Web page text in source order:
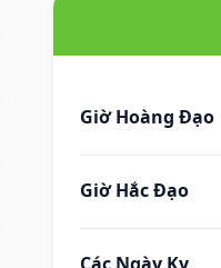
Giờ Hoàng Đạo
Giờ Hắc Đạo